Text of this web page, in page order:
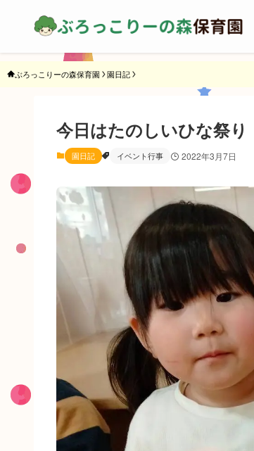
ぶろっこりーの森保育園 園日記
今日はたのしいひな祭り
園日記 イベント行事 2022年3月7日